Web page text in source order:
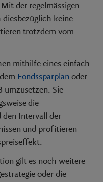
der regelmässigen
diesbezüglich keine
trotzdem vom
mithilfe eines einfach
Fondssparplan oder
umzusetzen. Sie
die
Intervall der
und profitieren
gilt es noch weitere
oder die